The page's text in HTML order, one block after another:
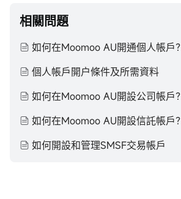
相關問題
如何在Moomoo AU開通個人帳戶？
個人帳戶開户條件及所需資料
如何在Moomoo AU開設公司帳戶？
如何在Moomoo AU開設信託帳戶？
如何開設和管理SMSF交易帳戶